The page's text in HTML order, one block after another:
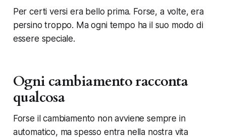
Per certi versi era bello prima. Forse, a volte, era
persino troppo. Ma ogni tempo ha il suo modo di
essere speciale.
Ogni cambiamento racconta
qualcosa
Forse il cambiamento non avviene sempre in
automatico, ma spesso entra nella nostra vita